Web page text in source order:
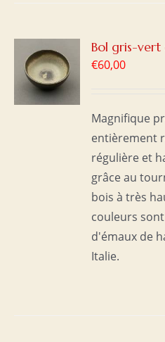
Bol gris-
€60,00
Magnifique
entièrement
régulière et
grâce au
bois à très
couleurs
d'émaux de
Italie.